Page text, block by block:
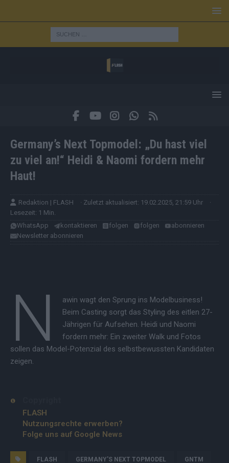
Germany’s Next Topmodel: „Du hast viel
zu viel an!“ Heidi & Naomi fordern mehr
Haut!
Redaktion | FLASH · Zuletzt aktualisiert: 19.02.2025, 21:59 Uhr
·
Lesezeit: 1 Min.
WhatsApp
kontaktieren folgen folgen
abonnieren
Newsletter abonnieren
N
awin wagt den Sprung ins Modelbusiness!
Beim Casting sorgt das Styling des eitlen 27-
Jährigen für Aufsehen. Heidi und Naomi
fordern mehr: Ein zweiter Walk und Fotos
sollen das Model-Potenzial des selbstbewussten Kandidaten
zeigen.
FLASH
Nutzungsrechte erwerben?
Folge uns auf Google News
FLASH GERMANY'S NEXT TOPMODEL GNTM